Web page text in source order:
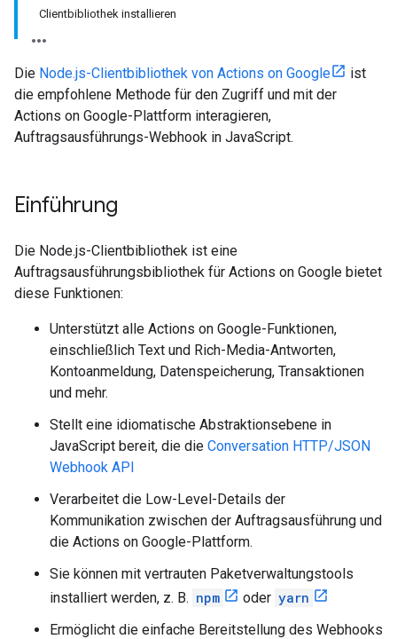
Clientbibliothek installieren
Die Node.js-Clientbibliothek von Actions on Google
ist
die empfohlene Methode für den Zugriff und mit der
Actions on Google-Plattform interagieren,
Auftragsausführungs-Webhook in JavaScript.
Einführung
Die Node.js-Clientbibliothek ist eine
Auftragsausführungsbibliothek für Actions on Google bietet
diese Funktionen:
Unterstützt alle Actions on Google-Funktionen,
einschließlich Text und Rich-Media-Antworten,
Kontoanmeldung, Datenspeicherung, Transaktionen
und mehr.
Stellt eine idiomatische Abstraktionsebene in
JavaScript bereit, die die Conversation HTTP/JSON
Webhook API
Verarbeitet die Low-Level-Details der
Kommunikation zwischen der Auftragsausführung und
die Actions on Google-Plattform.
Sie können mit vertrauten Paketverwaltungstools
installiert werden, z. B. npm oder yarn
Ermöglicht die einfache Bereitstellung des Webhooks